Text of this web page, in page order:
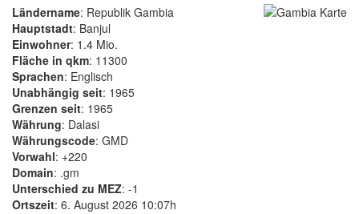
Ländername: Republik Gambia
Hauptstadt: Banjul
Einwohner: 1.4 Mio.
Fläche in qkm: 11300
Sprachen: Englisch
Unabhängig seit: 1965
Grenzen seit: 1965
Währung: Dalasi
Währungscode: GMD
Vorwahl: +220
Domain: .gm
Unterschied zu MEZ: -1
Ortszeit: 6. August 2026 10:07h